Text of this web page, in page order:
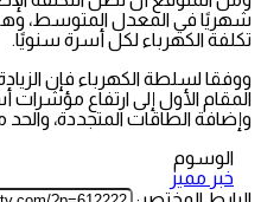
تكلفة الكهرباء لكل أسرة سنويًا.
ووفقا لسلطة الكهرباء فإن
المقام الأول إلى ارتفاع
وإضافة الطاقات المتجددة، والحد
الوسوم
خبر مميز